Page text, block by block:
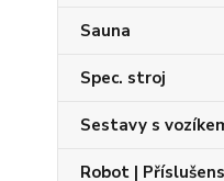
Sauna
Spec. stroj
Sestavy s
Robot |